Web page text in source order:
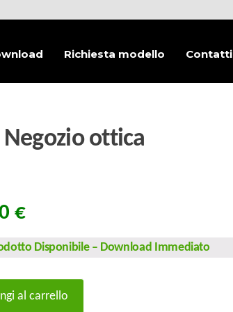
Richiesta modello Contatti
Negozio ottica
€
Disponibile – Download Immediato
al carrello